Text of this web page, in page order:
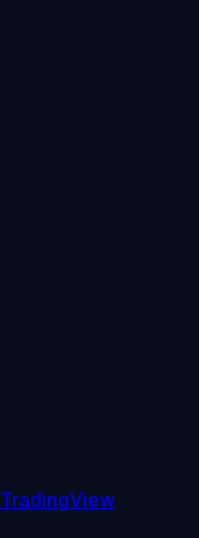
TradingView